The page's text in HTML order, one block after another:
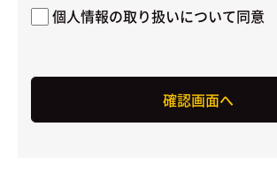
個人情報の取り扱いについて同意